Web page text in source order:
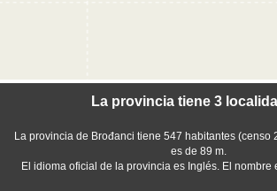
La provincia tiene 3
La provincia de Brođanci tiene 547 habitantes (censo
es de 89 m.
El idioma oficial de la provincia es Inglés. El nombre